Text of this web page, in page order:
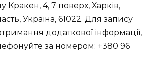
Кракен, 4, 7 поверх, Харків,
Україна, 61022. Для запису
додаткової інформації,
за номером: +380 96